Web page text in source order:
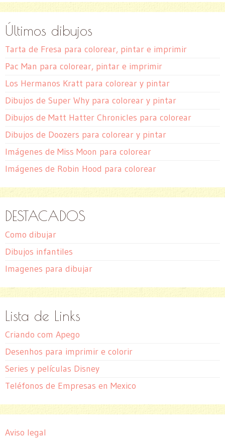
Últimos dibujos
Tarta de Fresa para colorear, pintar e imprimir
Pac Man para colorear, pintar e imprimir
Los Hermanos Kratt para colorear y pintar
Dibujos de Super Why para colorear y pintar
Dibujos de Matt Hatter Chronicles para colorear
Dibujos de Doozers para colorear y pintar
Imágenes de Miss Moon para colorear
Imágenes de Robin Hood para colorear
DESTACADOS
Como dibujar
Dibujos infantiles
Imagenes para dibujar
Lista de Links
Criando com Apego
Desenhos para imprimir e colorir
Series y películas Disney
Teléfonos de Empresas en Mexico
Aviso legal